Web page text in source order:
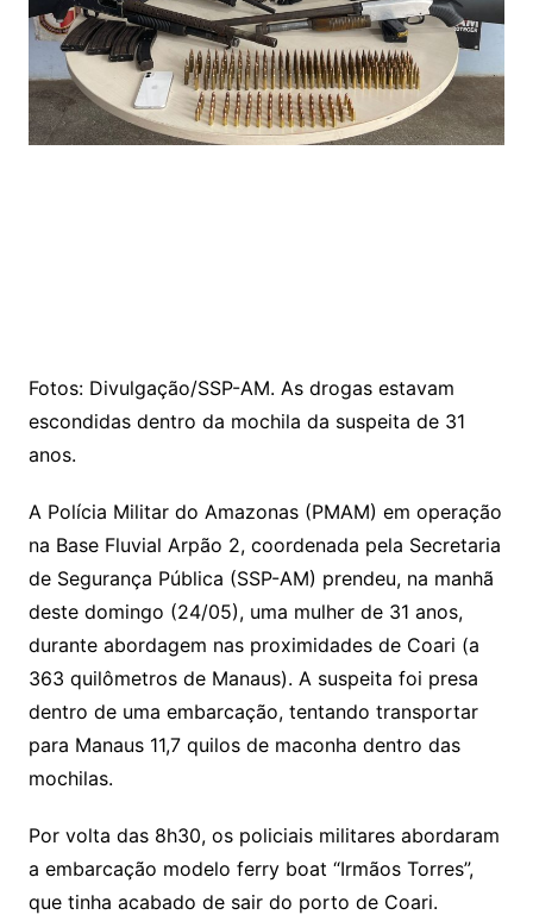
Fotos: Divulgação/SSP-AM. As drogas estavam
escondidas dentro da mochila da suspeita de 31
anos.
A Polícia Militar do Amazonas (PMAM) em operação
na Base Fluvial Arpão 2, coordenada pela Secretaria
de Segurança Pública (SSP-AM) prendeu, na manhã
deste domingo (24/05), uma mulher de 31 anos,
durante abordagem nas proximidades de Coari (a
363 quilômetros de Manaus). A suspeita foi presa
dentro de uma embarcação, tentando transportar
para Manaus 11,7 quilos de maconha dentro das
mochilas.
Por volta das 8h30, os policiais militares abordaram
a embarcação modelo ferry boat “Irmãos Torres”,
que tinha acabado de sair do porto de Coari.